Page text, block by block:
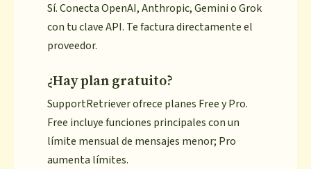
Sí. Conecta OpenAI, Anthropic, Gemini o Grok
con tu clave API. Te factura directamente el
proveedor.
¿Hay plan gratuito?
SupportRetriever ofrece planes Free y Pro.
Free incluye funciones principales con un
límite mensual de mensajes menor; Pro
aumenta límites.